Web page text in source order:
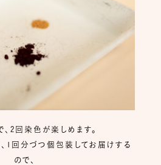
、2回染色が楽しめます。
1回分づつ個包装してお届けする
ので、